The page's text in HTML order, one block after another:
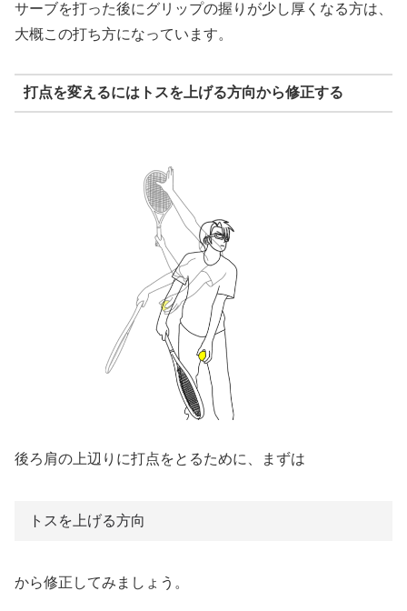
サーブを打った後にグリップの握りが少し厚くなる方は、
大概この打ち方になっています。
打点を変えるにはトスを上げる方向から修正する
後ろ肩の上辺りに打点をとるために、まずは
トスを上げる方向
から修正してみましょう。